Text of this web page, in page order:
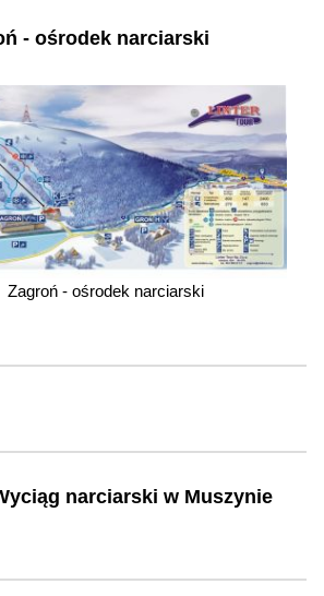
- ośrodek narciarski
Zagroń - ośrodek narciarski
narciarski w Muszynie